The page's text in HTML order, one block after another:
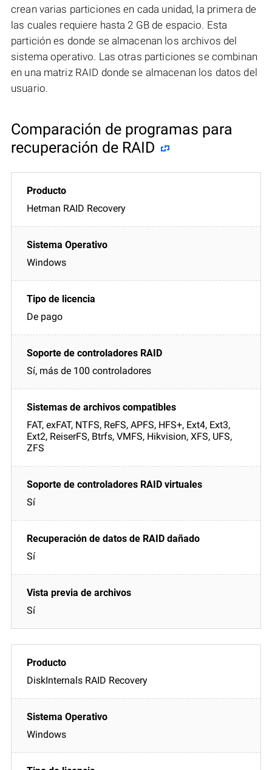
crean varias particiones en cada unidad, la primera de
las cuales requiere hasta 2 GB de espacio. Esta
partición es donde se almacenan los archivos del
sistema operativo. Las otras particiones se combinan
en una matriz RAID donde se almacenan los datos del
usuario.
Comparación de programas para
recuperación de RAID
Hetman RAID Recovery
Windows
De pago
Sí, más de 100 controladores
FAT, exFAT, NTFS, ReFS, APFS, HFS+, Ext4, Ext3,
Ext2, ReiserFS, Btrfs, VMFS, Hikvision, XFS, UFS,
ZFS
Sí
Sí
Sí
DiskInternals RAID Recovery
Windows